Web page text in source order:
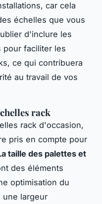
car cela
échelles que vous
d'inclure les
pour faciliter les
ce qui contribuera
au travail de vos
rack
rack d'occasion,
pris en compte pour
taille des palettes et
des éléments
optimisation du
une largeur